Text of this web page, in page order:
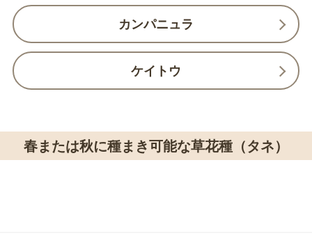
カンパニュラ
ケイトウ
春または秋に種まき可能な草花種（タネ）